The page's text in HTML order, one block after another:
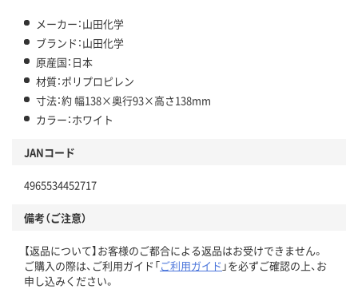
メーカー：山田化学
ブランド：山田化学
原産国：日本
材質：ポリプロピレン
寸法：約 幅138×奥行93×高さ138mm
カラー：ホワイト
JANコード
4965534452717
備考（ご注意）
【返品について】お客様のご都合による返品はお受けできません。
ご購入の際は、ご利用ガイド「ご利用ガイド 」を必ずご確認の上、お
申し込みください。